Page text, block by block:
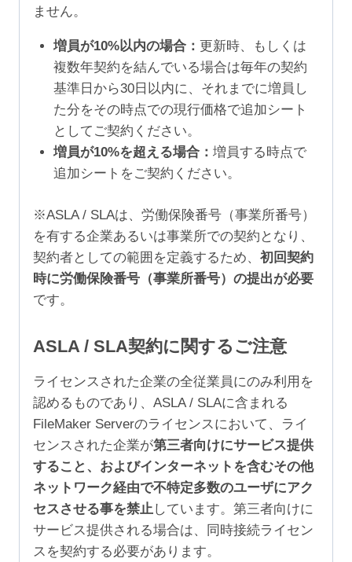
ません。
増員が10%以内の場合： 更新時、もしくは
複数年契約を結んでいる場合は毎年の契約
基準日から30日以内に、それまでに増員し
た分をその時点での現行価格で追加シート
としてご契約ください。
増員が10%を超える場合： 増員する時点で
追加シートをご契約ください。
※ASLA / SLAは、労働保険番号（事業所番号）
を有する企業あるいは事業所での契約となり、
契約者としての範囲を定義するため、 初回契約
時に労働保険番号（事業所番号）の提出が必要
です。
ASLA / SLA契約に関するご注意
ライセンスされた企業の全従業員にのみ利用を
認めるものであり、ASLA / SLAに含まれる
FileMaker Serverのライセンスにおいて、ライ
センスされた企業が第三者向けにサービス提供
すること、およびインターネットを含むその他
ネットワーク経由で不特定多数のユーザにアク
セスさせる事を禁止 しています。第三者向けに
サービス提供される場合は、同時接続ライセン
スを契約する必要があります。